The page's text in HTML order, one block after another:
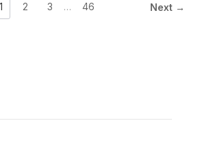
1 2 3 … 46 Next →